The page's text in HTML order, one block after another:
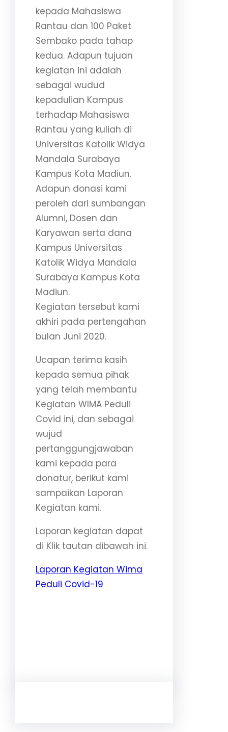
kepada Mahasiswa
Rantau dan 100 Paket
Sembako pada tahap
kedua. Adapun tujuan
kegiatan ini adalah
sebagai wudud
kepadulian Kampus
terhadap Mahasiswa
Rantau yang kuliah di
Universitas Katolik Widya
Mandala Surabaya
Kampus Kota Madiun.
Adapun donasi kami
peroleh dari sumbangan
Alumni, Dosen dan
Karyawan serta dana
Kampus Universitas
Katolik Widya Mandala
Surabaya Kampus Kota
Madiun.
Kegiatan tersebut kami
akhiri pada pertengahan
bulan Juni 2020.
Ucapan terima kasih
kepada semua pihak
yang telah membantu
Kegiatan WIMA Peduli
Covid ini, dan sebagai
wujud
pertanggungjawaban
kami kepada para
donatur, berikut kami
sampaikan Laporan
Kegiatan kami.
Laporan kegiatan dapat
di Klik tautan dibawah ini.
Laporan Kegiatan Wima
Peduli Covid-19